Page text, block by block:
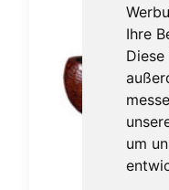
Ihre
um
Vauen